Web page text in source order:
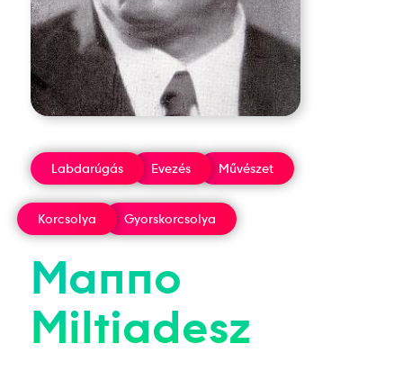
Labdarúgás Evezés Művészet
Korcsolya Gyorskorcsolya
Manno
Miltiadesz